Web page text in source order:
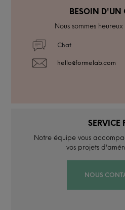
BESOIN D'UN
Nous sommes
Chat
hello@formelab.com
SERVICE
Notre équipe vous
vos projets
NOUS